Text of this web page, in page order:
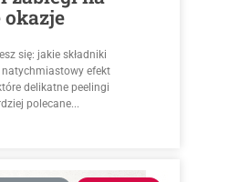
się: jakie składniki
efekt
delikatne peelingi
polecane...